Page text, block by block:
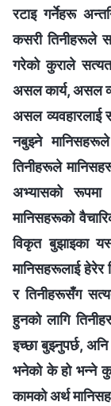
रटाइ गर्नेहरू
कसरी तिनीहरूले
गरेको कुराले
असल कार्य, असल
असल व्यवहारलाई
नबुझ्‍ने
तिनीहरूले
अभ्यासको रूपमा
मानिसहरूको
विकृत बुझाइका
मानिसहरूलाई
र तिनीहरूसँग
हुनको लागि
इच्‍छा बुझ्‍नुपर्छ,
भनेको के हो भन्‍ने
कामको अर्थ